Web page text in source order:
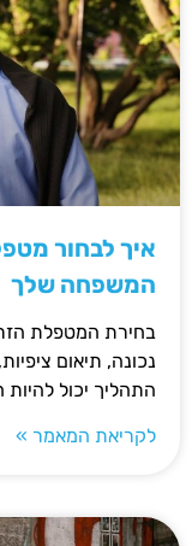
איך לבחור
המשפחה שלך
בחירת המטפלת
נכונה, תיאום
התהליך יכול להיות
לקריאת המאמר »